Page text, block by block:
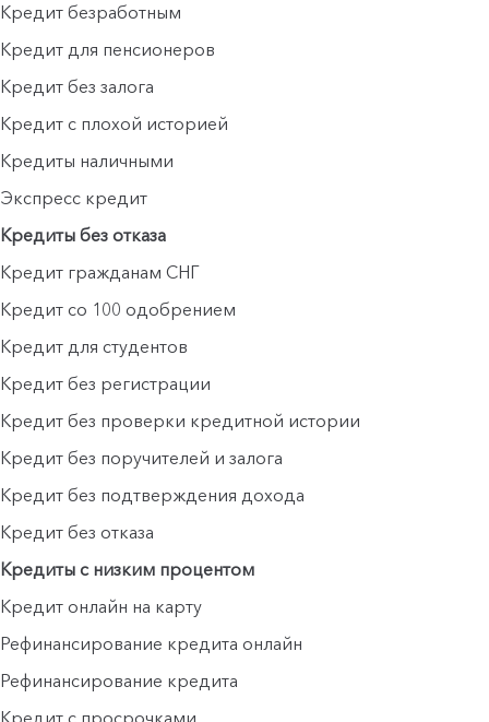
Кредит безработным
Кредит для пенсионеров
Кредит без залога
Кредит с плохой историей
Кредиты наличными
Экспресс кредит
Кредиты без отказа
Кредит гражданам СНГ
Кредит со 100 одобрением
Кредит для студентов
Кредит без регистрации
Кредит без проверки кредитной истории
Кредит без поручителей и залога
Кредит без подтверждения дохода
Кредит без отказа
Кредиты с низким процентом
Кредит онлайн на карту
Рефинансирование кредита онлайн
Рефинансирование кредита
Кредит с просрочками